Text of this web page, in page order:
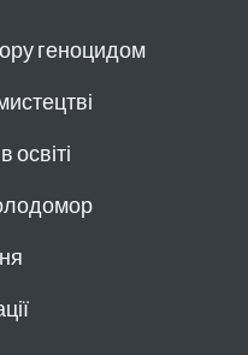
геноцидом